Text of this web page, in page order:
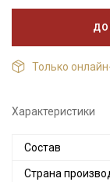
Только
Характеристики
Состав
Страна